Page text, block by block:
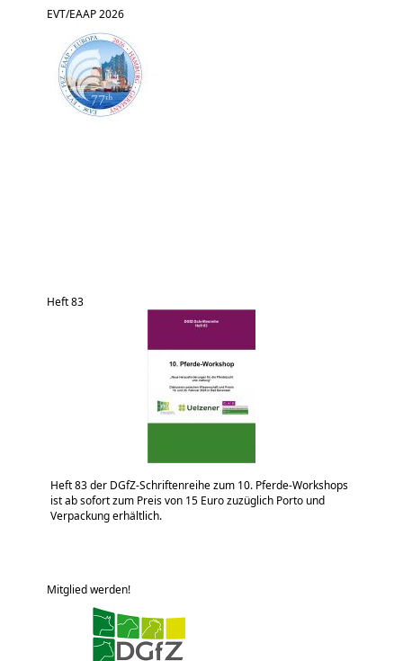
EVT/EAAP 2026
Heft 83
Heft 83 der DGfZ-Schriftenreihe zum 10. Pferde-Workshops
ist ab sofort zum Preis von 15 Euro zuzüglich Porto und
Verpackung erhältlich.
Mitglied werden!